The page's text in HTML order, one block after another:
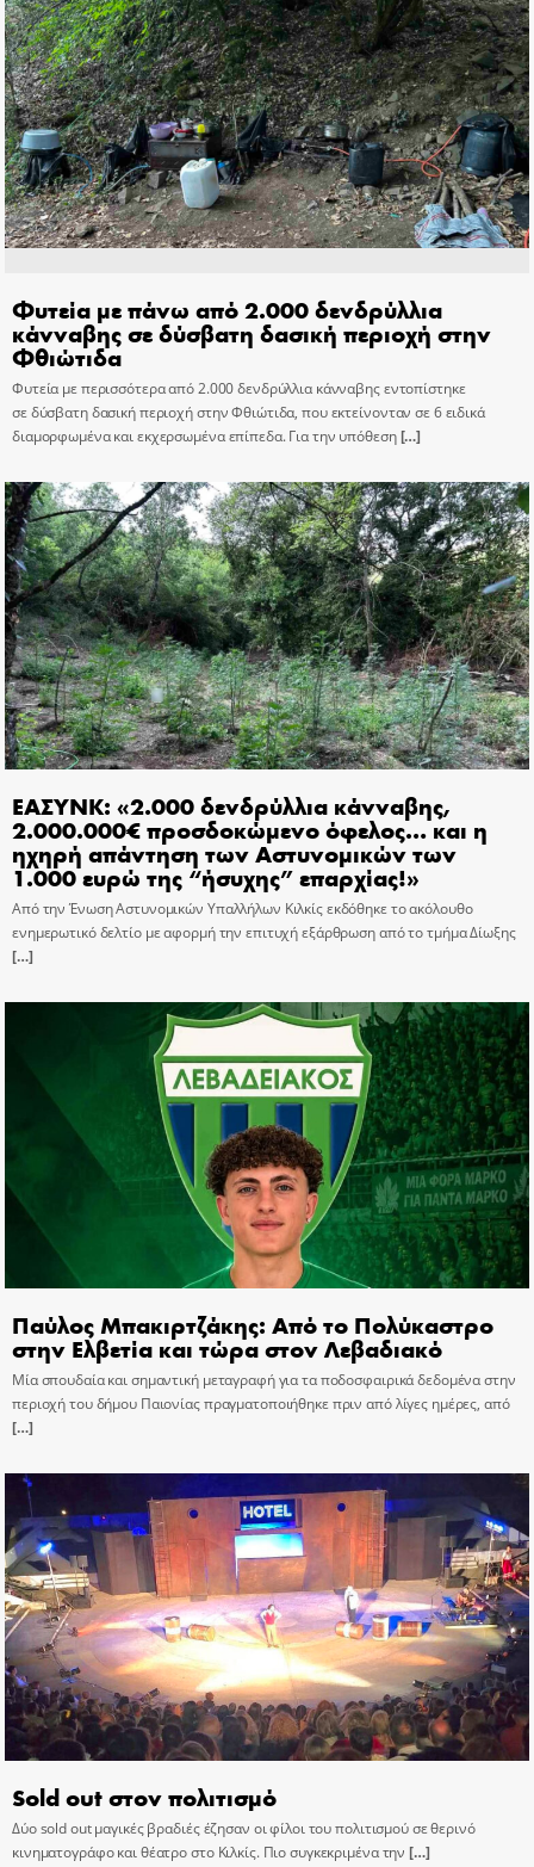
Φυτεία με πάνω από 2.000 δενδρύλλια
κάνναβης σε δύσβατη δασική περιοχή στην
Φθιώτιδα
Φυτεία με περισσότερα από 2.000 δενδρύλλια κάνναβης εντοπίστηκε
σε δύσβατη δασική περιοχή στην Φθιώτιδα, που εκτείνονταν σε 6 ειδικά
διαμορφωμένα και εκχερσωμένα επίπεδα. Για την υπόθεση[…]
ΕΑΣΥΝΚ: «2.000 δενδρύλλια κάνναβης,
2.000.000€ προσδοκώμενο όφελος… και η
ηχηρή απάντηση των Αστυνομικών των
1.000 ευρώ της “ήσυχης” επαρχίας!»
Από την Ένωση Αστυνομικών Υπαλλήλων Κιλκίς εκδόθηκε το ακόλουθο
ενημερωτικό δελτίο με αφορμή την επιτυχή εξάρθρωση από το τμήμα Δίωξης
[…]
Παύλος Μπακιρτζάκης: Από το Πολύκαστρο
στην Ελβετία και τώρα στον Λεβαδιακό
Μία σπουδαία και σημαντική μεταγραφή για τα ποδοσφαιρικά δεδομένα στην
περιοχή του δήμου Παιονίας πραγματοποιήθηκε πριν από λίγες ημέρες, από
[…]
Sold out στον πολιτισμό
Δύο sold out μαγικές βραδιές έζησαν οι φίλοι του πολιτισμού σε θερινό
κινηματογράφο και θέατρο στο Κιλκίς. Πιο συγκεκριμένα την […]